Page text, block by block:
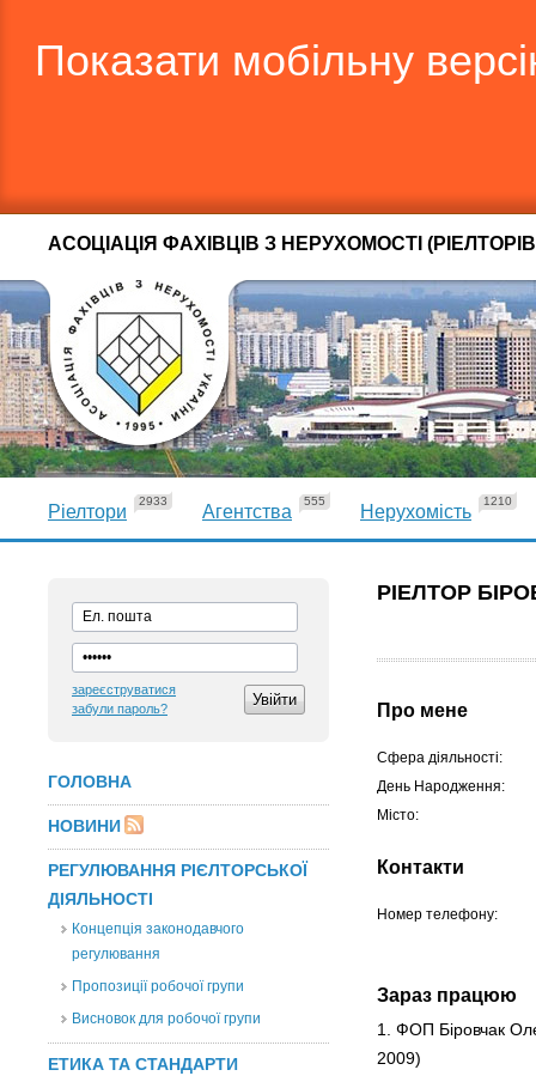
Показати мобільну
АСОЦІАЦІЯ ФАХІВЦІВ З НЕРУХОМОСТІ
Ріелтори
2933
Агентства
555
Нерухомість
1210
зареєструватися
забули пароль?
ГОЛОВНА
НОВИНИ
РЕГУЛЮВАННЯ РІЄЛТОРСЬКОЇ
ДІЯЛЬНОСТІ
Концепція законодавчого
регулювання
Пропозиції робочої групи
Висновок для робочої групи
ЕТИКА ТА СТАНДАРТИ
РІЕЛТОР
Про мене
Сфера діяльності:
День Народження:
Місто:
Контакти
Номер телефону:
Зараз працюю
1. ФОП Біровчак
2009)